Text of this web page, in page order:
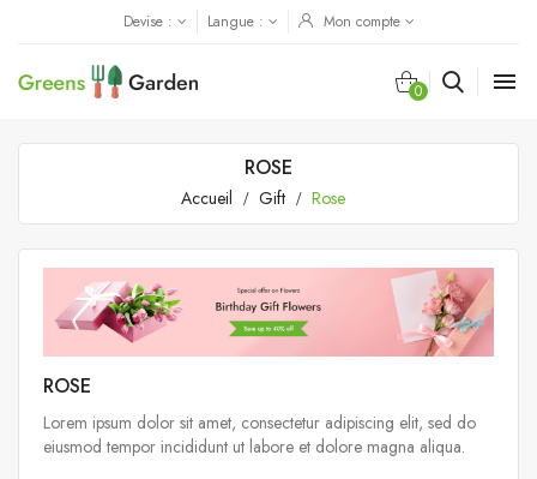
Devise : Langue : Mon compte
0 
ROSE
Accueil Gift Rose
ROSE
Lorem ipsum dolor sit amet, consectetur adipiscing elit, sed do
eiusmod tempor incididunt ut labore et dolore magna aliqua.